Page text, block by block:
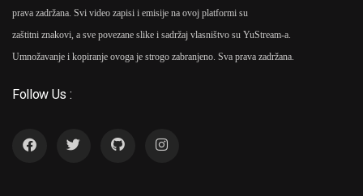
prava zadržana. Svi video zapisi i emisije na ovoj platformi su
zaštitni znakovi, a sve povezane slike i sadržaj vlasništvo su YuStream-a.
Umnožavanje i kopiranje ovoga je strogo zabranjeno. Sva prava zadržana.
Follow Us :